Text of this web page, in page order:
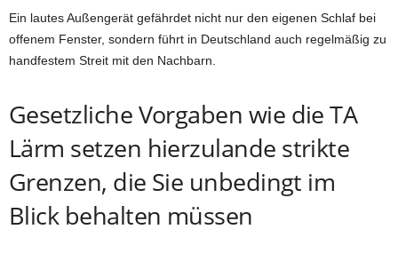
Ein lautes Außengerät gefährdet nicht nur den eigenen Schlaf bei
offenem Fenster, sondern führt in Deutschland auch regelmäßig zu
handfestem Streit mit den Nachbarn.
Gesetzliche Vorgaben wie die TA
Lärm setzen hierzulande strikte
Grenzen, die Sie unbedingt im
Blick behalten müssen